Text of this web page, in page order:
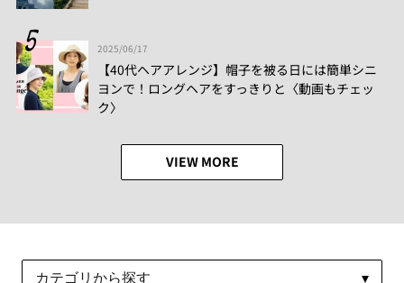
2025/06/17
【40代ヘアアレンジ】帽子を被る日には簡単シニ
ヨンで！ロングヘアをすっきりと〈動画もチェッ
ク〉
VIEW MORE